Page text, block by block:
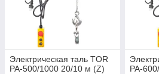
Электрическая таль TOR
PA-500/1000 20/10 м (Z)
PA-